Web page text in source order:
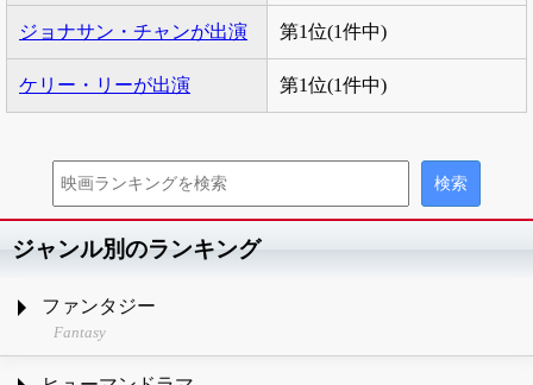
ジョナサン・チャンが出演 第1位(1件中)
ケリー・リーが出演 第1位(1件中)
ジャンル別のランキング
ファンタジー
Fantasy